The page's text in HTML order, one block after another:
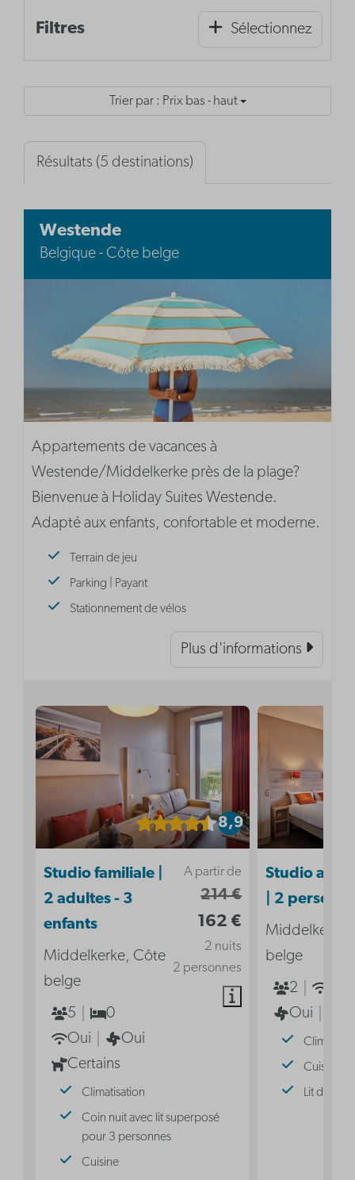
Filtres Sélectionnez
Trier par : Prix bas - haut
Résultats (5 destinations)
Westende
Belgique - Côte belge
Appartements de vacances à
Westende/Middelkerke près de la plage?
Bienvenue à Holiday Suites Westende.
Adapté aux enfants, confortable et moderne.
Terrain de jeu
Parking | Payant
Stationnement de vélos
Plus d'informations
8,9
A partir de
214 €
162 €
2 nuits
2 personnes
Studio familiale |
2 adultes - 3
enfants
Middelkerke, Côte
belge
5
0
Oui
Oui
Certains
Climatisation
Coin nuit avec lit superposé
pour 3 personnes
Cuisine
Studio
| 2
Middelkerke,
belge
2
Oui
Cuisine
Lit